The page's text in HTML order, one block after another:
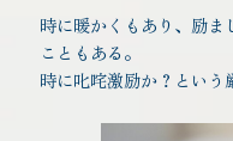
時に暖かくもあり、励ま
こともある。
時に叱咤激励か？という